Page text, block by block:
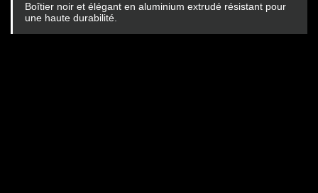
Boîtier noir et élégant en aluminium extrudé résistant pour
une haute durabilité.